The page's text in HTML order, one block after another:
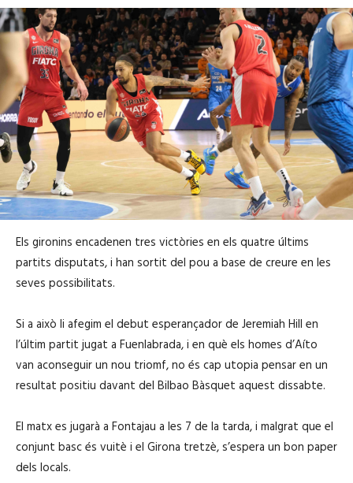
Els gironins encadenen tres victòries en els quatre últims
partits disputats, i han sortit del pou a base de creure en les
seves possibilitats.
Si a això li afegim el debut esperançador de Jeremiah Hill en
l’últim partit jugat a Fuenlabrada, i en què els homes d’Aíto
van aconseguir un nou triomf, no és cap utopia pensar en un
resultat positiu davant del Bilbao Bàsquet aquest dissabte.
El matx es jugarà a Fontajau a les 7 de la tarda, i malgrat que el
conjunt basc és vuitè i el Girona tretzè, s’espera un bon paper
dels locals.